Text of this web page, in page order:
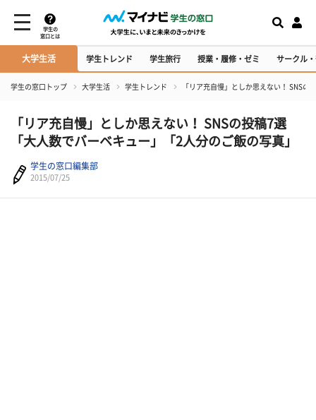
学生の
窓口とは
大学生活 学生トレンド 学生旅行 授業・履修・ゼミ サークル
学生の窓口トップ 大学生活 学生トレンド 「リア充自慢」としか思えない！ SNS
「リア充自慢」としか思えない！ SNSの投稿7選
「大人数でバーベキュー」「2人分のご飯の写真」
学生の窓口編集部
2015/07/25